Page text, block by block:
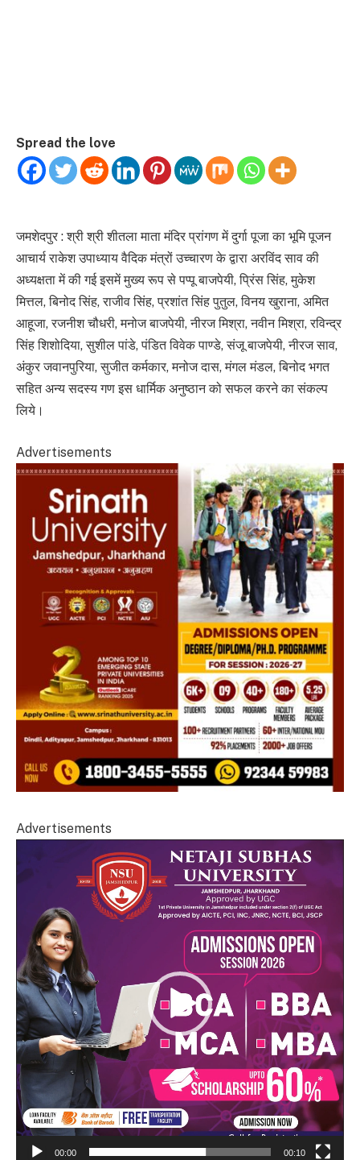
Spread the love
जमशेदपुर : श्री श्री शीतला माता मंदिर प्रांगण में दुर्गा पूजा का भूमि पूजन
आचार्य राकेश उपाध्याय वैदिक मंत्रों उच्चारण के द्वारा अरविंद साव की
अध्यक्षता में की गई इसमें मुख्य रूप से पप्पू बाजपेयी, प्रिंस सिंह, मुकेश
मित्तल, बिनोद सिंह, राजीव सिंह, प्रशांत सिंह पुतुल, विनय खुराना, अमित
आहूजा, रजनीश चौधरी, मनोज बाजपेयी, नीरज मिश्रा, नवीन मिश्रा, रविन्द्र
सिंह शिशोदिया, सुशील पांडे, पंडित विवेक पाण्डे, संजू बाजपेयी, नीरज साव,
अंकुर जवानपुरिया, सुजीत कर्मकार, मनोज दास, मंगल मंडल, बिनोद भगत
सहित अन्य सदस्य गण इस धार्मिक अनुष्ठान को सफल करने का संकल्प
लिये।
Advertisements
Advertisements
Player
00:00 00:10